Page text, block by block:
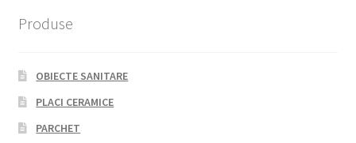
Produse
OBIECTE SANITARE
PLACI CERAMICE
PARCHET